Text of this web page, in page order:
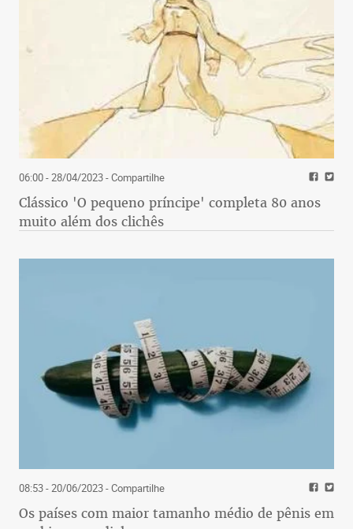
06:00 - 28/04/2023- Compartilhe
Clássico 'O pequeno príncipe' completa 80 anos
muito além dos clichês
08:53 - 20/06/2023- Compartilhe
Os países com maior tamanho médio de pênis em